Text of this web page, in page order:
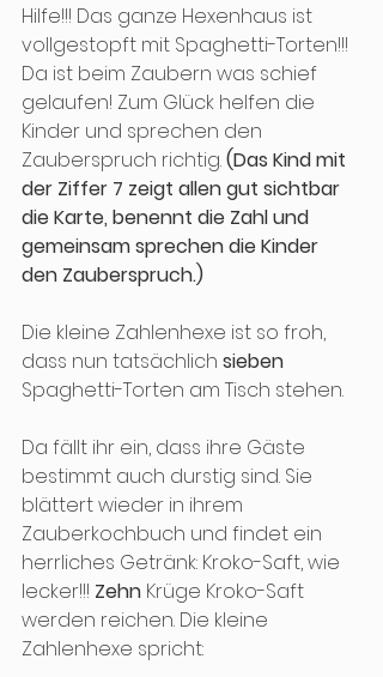
Hilfe!!! Das ganze Hexenhaus ist
vollgestopft mit Spaghetti-Torten!!!
Da ist beim Zaubern was schief
gelaufen! Zum Glück helfen die
Kinder und sprechen den
Zauberspruch richtig. (Das Kind mit
der Ziffer 7 zeigt allen gut sichtbar
die Karte, benennt die Zahl und
gemeinsam sprechen die Kinder
den Zauberspruch.)
Die kleine Zahlenhexe ist so froh,
dass nun tatsächlich sieben
Spaghetti-Torten am Tisch stehen.
Da fällt ihr ein, dass ihre Gäste
bestimmt auch durstig sind. Sie
blättert wieder in ihrem
Zauberkochbuch und findet ein
herrliches Getränk: Kroko-Saft, wie
lecker!!! Zehn Krüge Kroko-Saft
werden reichen. Die kleine
Zahlenhexe spricht: